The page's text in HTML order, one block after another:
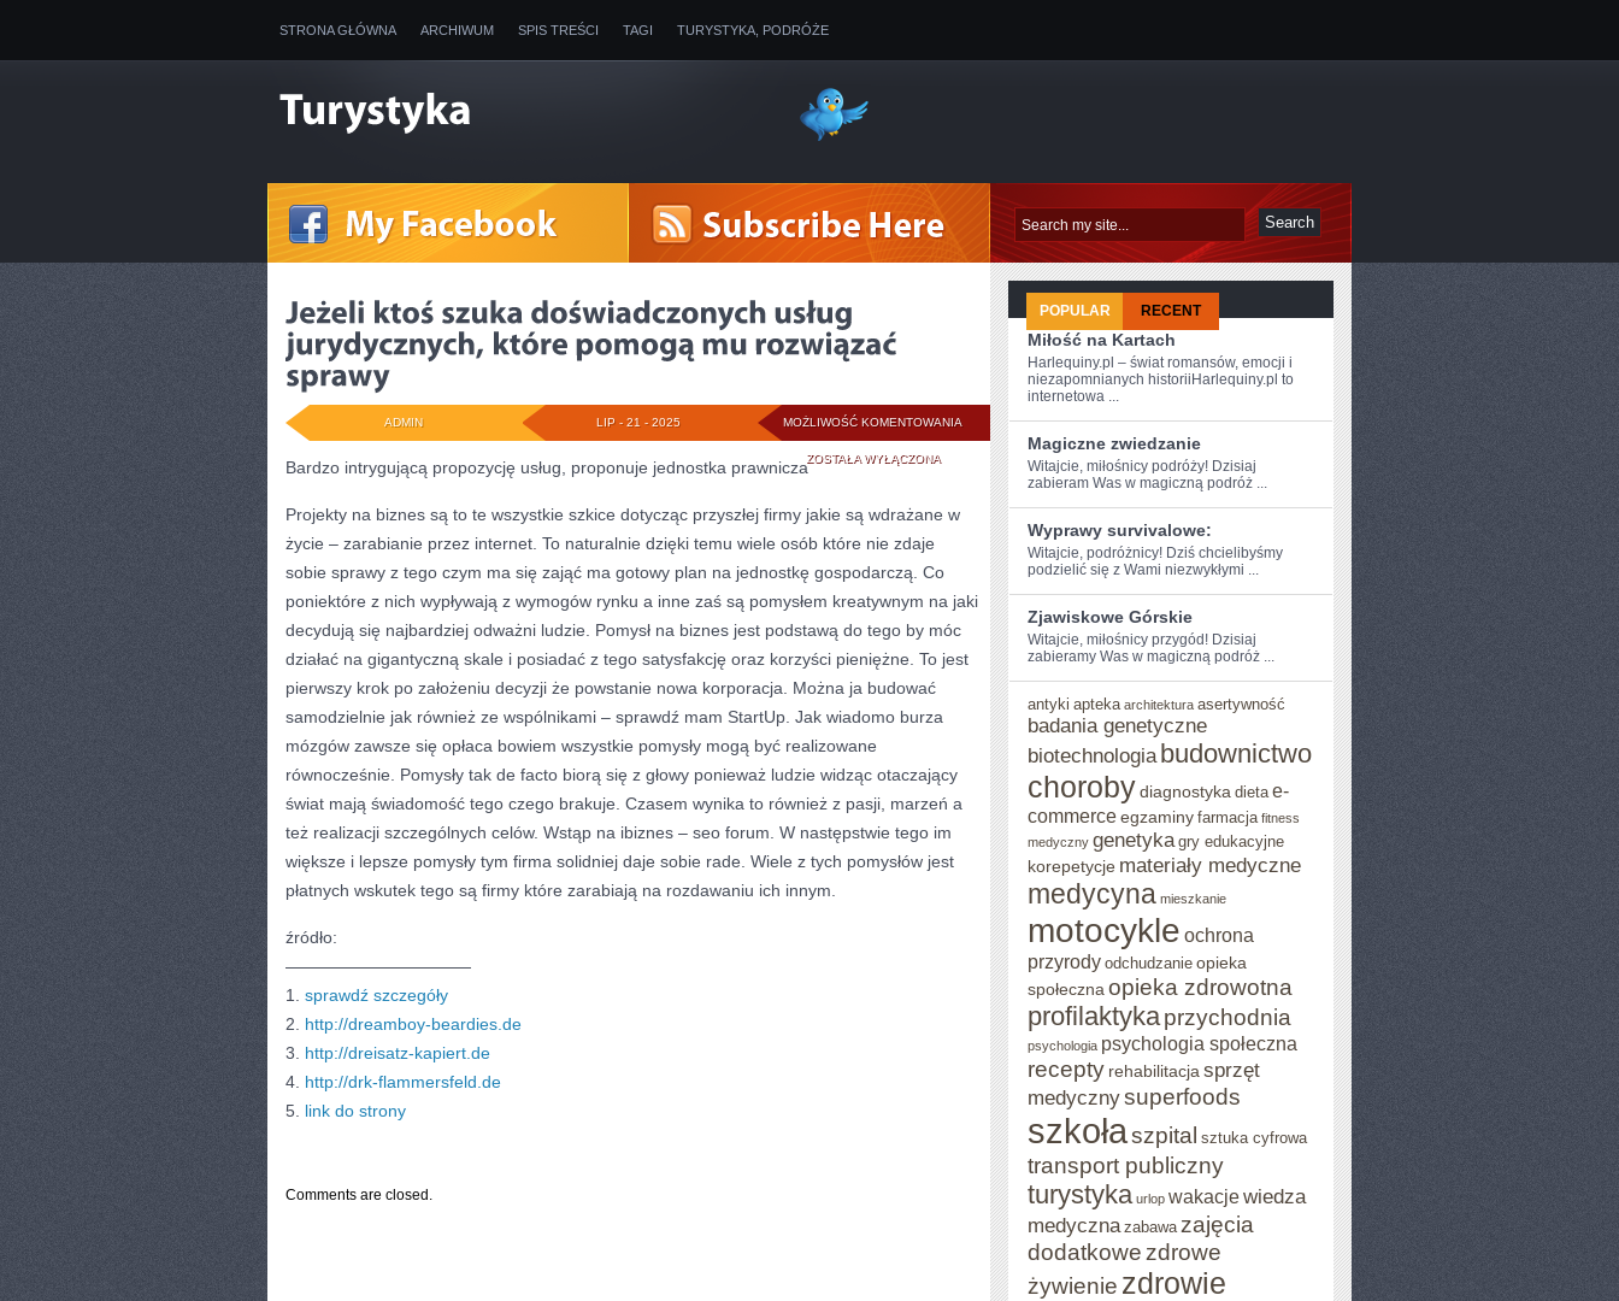
STRONA GŁÓWNA ARCHIWUM SPIS TREŚCI TAGI TURYSTYKA, PODRÓŻE
MOŻLIWOŚĆ KOMENTOWANIA JEŻELI
KTOŚ
SZUKA
DOŚWIADCZONYCH
USŁUG
JURYDYCZNYCH,
KTÓRE
POMOGĄ
ROZWIĄZAĆ
SPRAWY
ZOSTAŁA WYŁĄCZONA
LIP - 21 - 2025
ADMIN
Bardzo intrygującą propozycję usług, proponuje jednostka prawnicza
Projekty na biznes są to te wszystkie szkice dotycząc przyszłej firmy jakie są wdrażane w
życie – zarabianie przez internet. To naturalnie dzięki temu wiele osób które nie zdaje
sobie sprawy z tego czym ma się zająć ma gotowy plan na jednostkę gospodarczą. Co
poniektóre z nich wypływają z wymogów rynku a inne zaś są pomysłem kreatywnym na jaki
decydują się najbardziej odważni ludzie. Pomysł na biznes jest podstawą do tego by móc
działać na gigantyczną skale i posiadać z tego satysfakcję oraz korzyści pieniężne. To jest
pierwszy krok po założeniu decyzji że powstanie nowa korporacja. Można ja budować
samodzielnie jak również ze wspólnikami – sprawdź mam StartUp. Jak wiadomo burza
mózgów zawsze się opłaca bowiem wszystkie pomysły mogą być realizowane
równocześnie. Pomysły tak de facto biorą się z głowy ponieważ ludzie widząc otaczający
świat mają świadomość tego czego brakuje. Czasem wynika to również z pasji, marzeń a
też realizacji szczególnych celów. Wstąp na ibiznes – seo forum. W następstwie tego im
większe i lepsze pomysły tym firma solidniej daje sobie rade. Wiele z tych pomysłów jest
płatnych wskutek tego są firmy które zarabiają na rozdawaniu ich innym.
źródło:
———————————
1. sprawdź szczegóły
2. http://dreamboy-beardies.de
3. http://dreisatz-kapiert.de
4. http://drk-flammersfeld.de
5. link do strony
Comments are closed.
POPULAR RECENT
Miłość na Kartach
Harlequiny.pl – świat romansów, emocji i
niezapomnianych historiiHarlequiny.pl to
internetowa ...
Magiczne zwiedzanie
Witajcie, miłośnicy podróży! ⁤Dzisiaj
‌zabieram Was w ⁤magiczną podróż ...
Wyprawy survivalowe:
Witajcie, podróżnicy! Dziś chcielibyśmy
podzielić⁤ się z Wami niezwykłymi ...
Zjawiskowe Górskie
Witajcie, miłośnicy przygód! Dzisiaj
zabieramy Was w magiczną podróż ...
antyki apteka architektura asertywność
badania genetyczne
biotechnologia budownictwo
chorobydiagnostyka dieta e-
commerceegzaminy farmacja fitness
medyczny genetyka gry edukacyjne
korepetycje materiały medyczne
medycyna mieszkanie
motocykle ochrona
przyrody odchudzanie opieka
społeczna opieka zdrowotna
profilaktykaprzychodnia
psychologia psychologia społeczna
recepty rehabilitacja sprzęt
medycznysuperfoods
szkołaszpital sztuka cyfrowa
transport publiczny
turystyka urlop wakacjewiedza
medyczna zabawa zajęcia
dodatkowe zdrowe
żywienie zdrowie